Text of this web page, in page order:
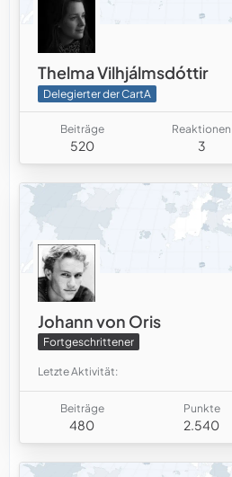
Thelma Vilhjálmsdóttir
Delegierter der CartA
Beiträge
520
Reaktionen
3
Johann von Oris
Fortgeschrittener
Letzte Aktivität
Beiträge
480
Punkte
2.540